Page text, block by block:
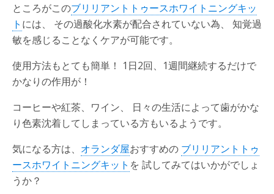
ところがこのブリリアントトゥースホワイトニングキッ
ト には、 その過酸化水素が配合されていない為、 知覚過
敏を感じることなくケアが可能です。
使用方法もとても簡単！ 1日2回、1週間継続するだけで
かなりの作用が！
コーヒーや紅茶、ワイン、 日々の生活によって歯がかな
り色素沈着してしまっている方もいるようです。
気になる方は、 オランダ屋おすすめの ブリリアントトゥ
ースホワイトニングキット を 試してみてはいかがでしょ
うか？